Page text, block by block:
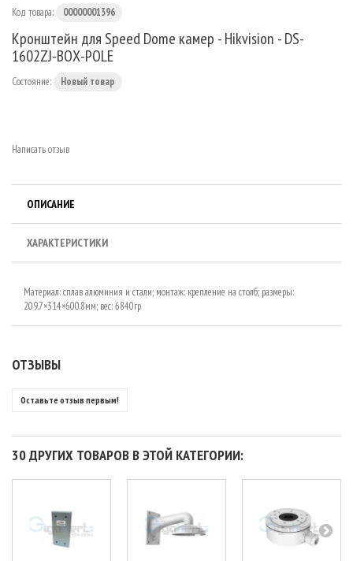
Код товара: 00000001396
Кронштейн для Speed Dome камер - Hikvision - DS-
1602ZJ-ВОХ-POLE
Состояние: Новый товар
Написать отзыв
ОПИСАНИЕ
ХАРАКТЕРИСТИКИ
Материал: сплав алюминия и стали; монтаж: крепление на столб; размеры:
209.7×314×600.8мм; вес: 6840гр
ОТЗЫВЫ
Оставьте отзыв первым!
30 ДРУГИХ ТОВАРОВ В ЭТОЙ КАТЕГОРИИ: